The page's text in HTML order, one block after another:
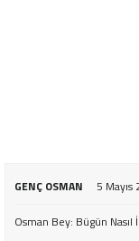
GENÇ OSMAN 5
Osman Bey: Bügün